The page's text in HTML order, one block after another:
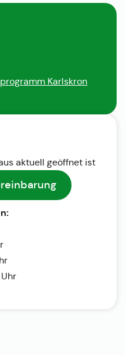
Karlskron
aktuell geöffnet ist